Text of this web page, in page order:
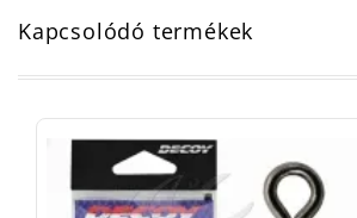
Kapcsolódó termékek